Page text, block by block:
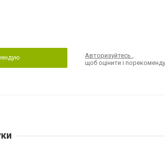
Авторизуйтесь,
щоб оцінити і